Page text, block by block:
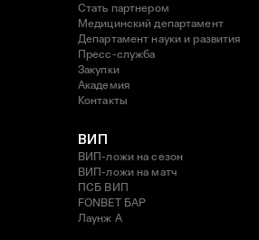
Стать партнером
Медицинский департамент
Департамент науки и развития
Пресс-служба
Закупки
Академия
Контакты
ВИП
ВИП-ложи на сезон
ВИП-ложи на матч
ПСБ ВИП
FONBET БАР
Лаунж A